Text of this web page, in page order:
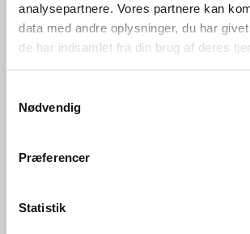
analysepartnere. Vores partnere kan
data med andre oplysninger, du har
de har indsamlet fra din brug af deres
Nødvendig
Præferencer
Statistik